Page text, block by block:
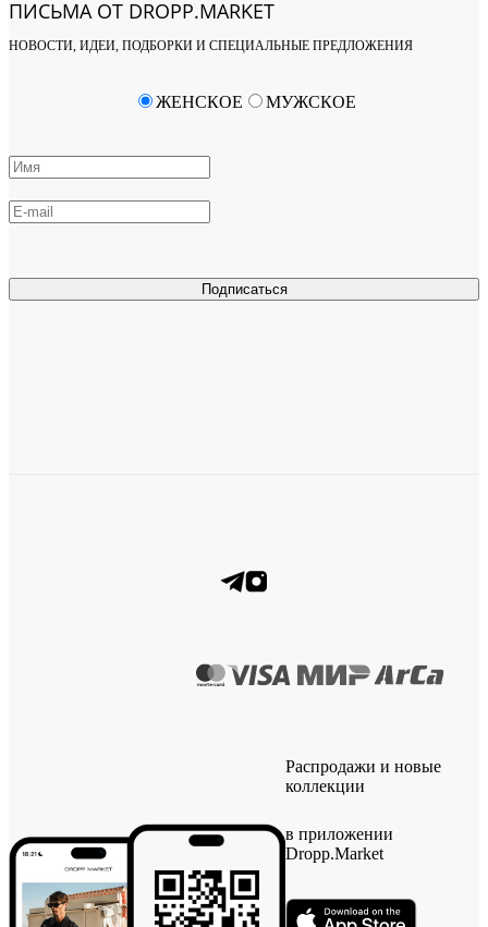
ПИСЬМА ОТ DROPP.MARKET
НОВОСТИ, ИДЕИ, ПОДБОРКИ И СПЕЦИАЛЬНЫЕ ПРЕДЛОЖЕНИЯ
Подписаться
ЖЕНСКОЕ МУЖСКОЕ
Распродажи и новые
коллекции
в приложении
Dropp.Market